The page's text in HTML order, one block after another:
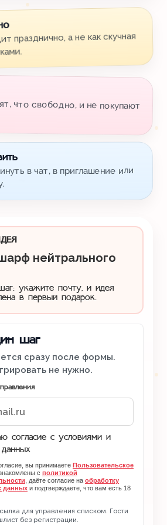
празднично, а не как скучная
что свободно, и не покупают
в чат, в приглашение или
нейтрального
укажите почту, и идея
в первый подарок.
шаг
сразу после формы.
не нужно.
согласие с условиями и
вы принимаете Пользовательское
с политикой
, даёте согласие на обработку
данных и подтверждаете, что вам есть 18
для управления списком. Гости
без регистрации.